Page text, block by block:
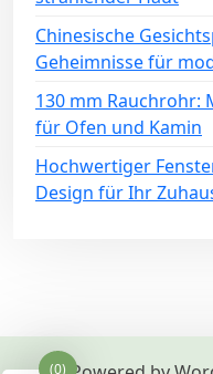
Chinesische
Geheimnisse für
130 mm Rauchrohr:
für Ofen und Kamin
Hochwertiger
Design für Ihr
(0)